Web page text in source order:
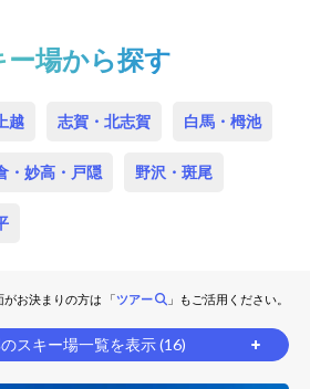
ー場から探す
越 志賀・北志賀 白馬・栂池
・妙高・戸隠 野沢・斑尾
がお決まりの方は 「ツアー 」もご活用ください。
スキー場一覧を表示 (16)